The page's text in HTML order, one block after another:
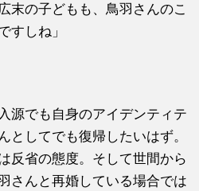
末の子どもも、鳥羽さんのこ
すしね」
源でも自身のアイデンティテ
としてでも復帰したいはず。
反省の態度。そして世間から
さんと再婚している場合では